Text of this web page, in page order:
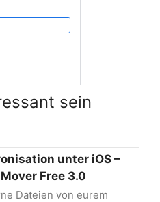
sein
unter iOS –
Free 3.0
Dateien von eurem